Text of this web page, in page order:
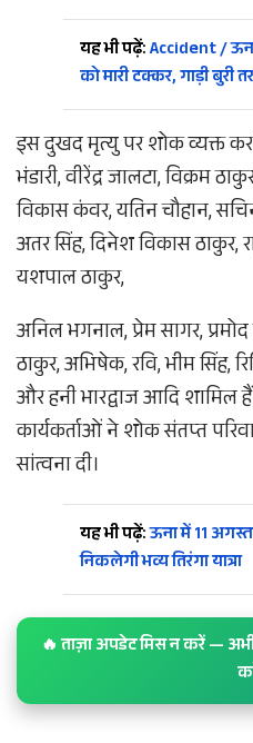
यह भी पढ़ें:Accident /
को मारी टक्कर, गाड़ी बुरी
इस दुखद मृत्यु पर शोक व्यक्त
भंडारी, वीरेंद्र जालटा, विक्रम
विकास कंवर, यतिन चौहान,
अतर सिंह, दिनेश विकास ठाकुर,
यशपाल ठाकुर,
अनिल भगनाल, प्रेम सागर,
ठाकुर, अभिषेक, रवि, भीम सिंह,
और हनी भारद्वाज आदि
कार्यकर्ताओं ने शोक संतप्त
सांत्वना दी।
यह भी पढ़ें:ऊना में 11 अगस्त
निकलेगी भव्य तिरंगा यात्रा
🔥 ताज़ा अपडेट मिस न करें —